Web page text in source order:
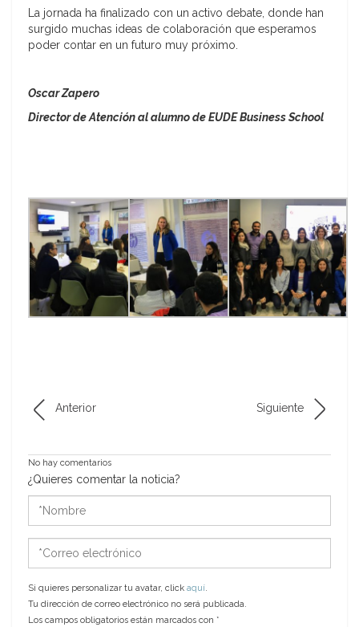
La jornada ha finalizado con un activo debate, donde han
surgido muchas ideas de colaboración que esperamos
poder contar en un futuro muy próximo.
Oscar Zapero
Director de Atención al alumno de EUDE Business School
Anterior Siguiente
No hay comentarios
¿Quieres comentar la noticia?
*Nombre
*Correo
electrónico
Si quieres personalizar tu avatar, click aquí.
Tu dirección de correo electrónico no será publicada.
Los campos obligatorios están marcados con *